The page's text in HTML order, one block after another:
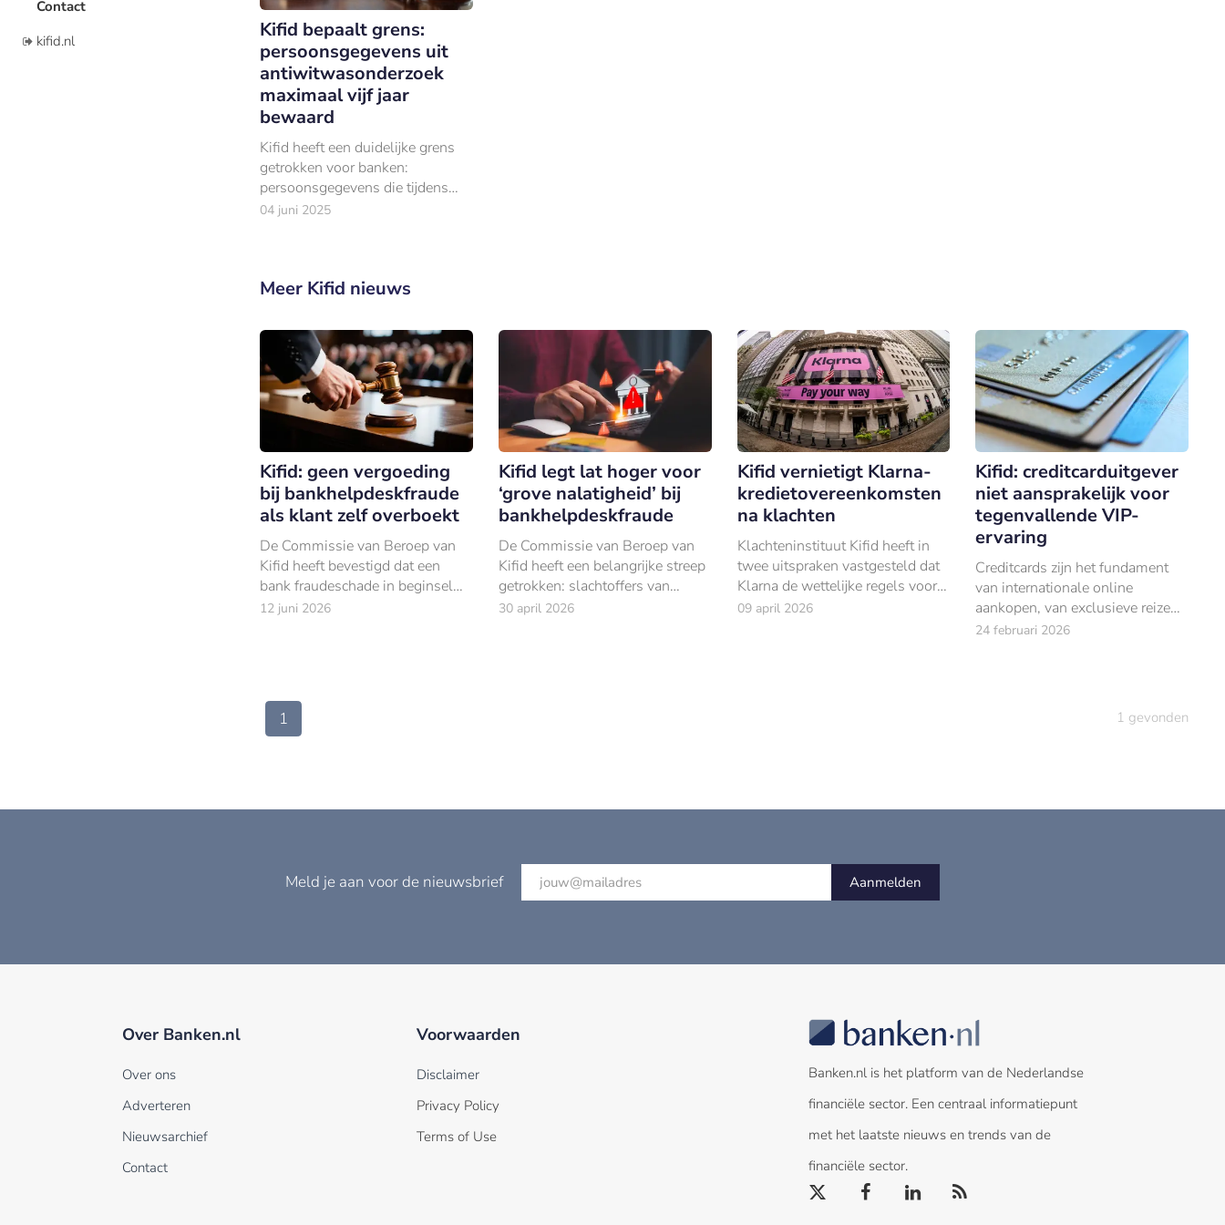
Contact
kifid.nl
Kifid bepaalt grens:
persoonsgegevens uit
antiwitwasonderzoek
maximaal vijf jaar
bewaard
Kifid heeft een duidelijke grens
getrokken voor banken:
persoonsgegevens die tijdens
antiwitwasonderzoeken worden
04 juni 2025
Meer Kifid nieuws
Kifid: geen vergoeding
bij bankhelpdeskfraude
als klant zelf overboekt
De Commissie van Beroep van
Kifid heeft bevestigd dat een
bank fraudeschade in beginsel
niet hoeft te vergoeden wanneer
12 juni 2026
Kifid legt lat hoger voor
‘grove nalatigheid’ bij
bankhelpdeskfraude
De Commissie van Beroep van
Kifid heeft een belangrijke streep
getrokken: slachtoffers van
bankhelpdeskfraude handelen
30 april 2026
Kifid vernietigt Klarna-
kredietovereenkomsten
na klachten
Klachteninstituut Kifid heeft in
twee uitspraken vastgesteld dat
Klarna de wettelijke regels voor
consumentenkrediet heeft
09 april 2026
Kifid: creditcarduitgever
niet aansprakelijk voor
tegenvallende VIP-
ervaring
Creditcards zijn het fundament
van internationale online
aankopen, van exclusieve reizen
tot concerttickets.
24 februari 2026
1 1 gevonden
Meld je aan voor de nieuwsbrief Aanmelden
Over Banken.nl
Over ons
Adverteren
Nieuwsarchief
Contact
Voorwaarden
Disclaimer
Privacy Policy
Terms of Use
Banken.nl is het platform van de Nederlandse
financiële sector. Een centraal informatiepunt
met het laatste nieuws en trends van de
financiële sector.